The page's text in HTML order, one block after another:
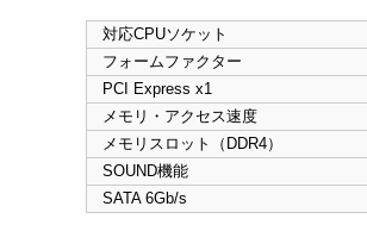
対応CPUソケット
フォームファクター
PCI Express x1
メモリ・アクセス速度
メモリスロット（DDR4）
SOUND機能
SATA 6Gb/s